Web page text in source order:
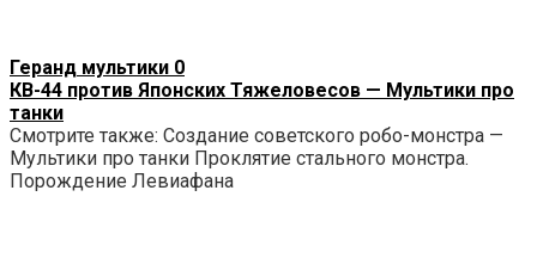
Геранд мультики 0
КВ-44 против Японских Тяжеловесов — Мультики про
танки
Смотрите также: Создание советского робо-монстра —
Мультики про танки Проклятие стального монстра.
Порождение Левиафана